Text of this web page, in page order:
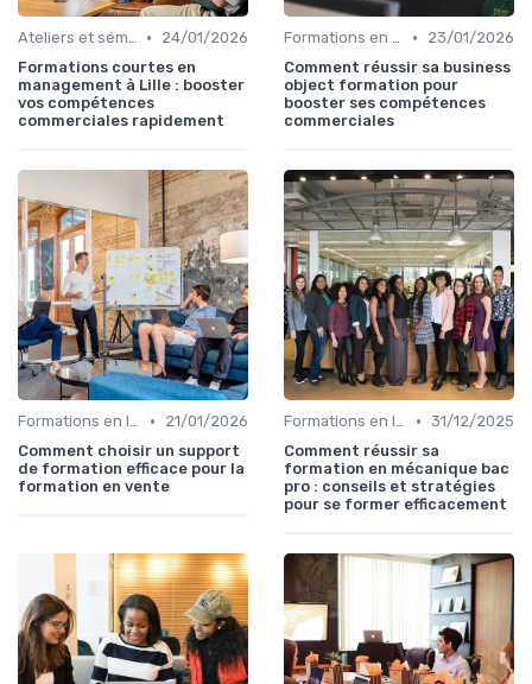
Ateliers et séminaires •
24/01/2026
Formations courtes en
management à Lille : booster
vos compétences
commerciales rapidement
Formations en ligne •
23/01/2026
Comment réussir sa business
object formation pour
booster ses compétences
commerciales
Formations en ligne •
21/01/2026
Comment choisir un support
de formation efficace pour la
formation en vente
Formations en ligne • 31/12/2025
Comment réussir sa
formation en mécanique bac
pro : conseils et stratégies
pour se former efficacement